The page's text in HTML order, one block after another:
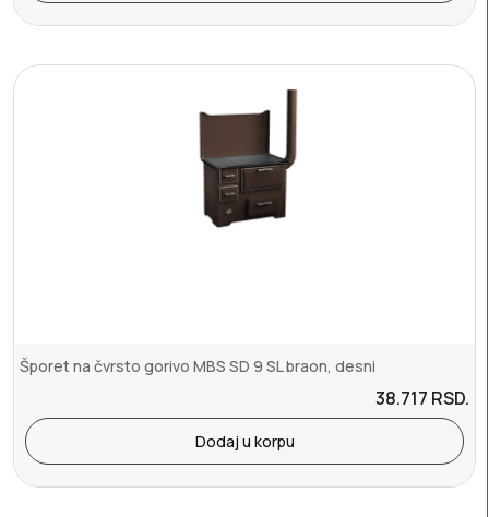
Šporet na čvrsto gorivo MBS SD 9 SL braon, desni
38.717 RSD.
Dodaj u korpu